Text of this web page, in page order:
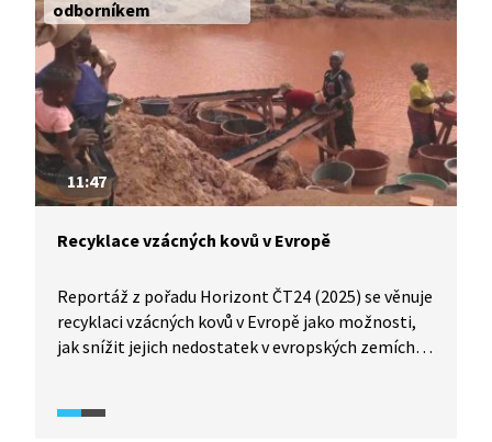
odborníkem
11:47
Recyklace vzácných kovů v Evropě
Reportáž z pořadu Horizont ČT24 (2025) se věnuje
recyklaci vzácných kovů v Evropě jako možnosti,
jak snížit jejich nedostatek v evropských zemích
Křenek, analytik Institutu pro evropskou politiku